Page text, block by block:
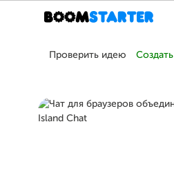
Проверить идею Создать